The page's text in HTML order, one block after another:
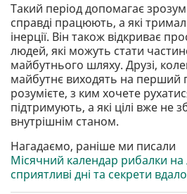
Такий період допомагає
справді працюють, а які
інерції. Він також відкриває
людей, які можуть стати
майбутнього шляху. Друзі,
майбутнє виходять на перший
розумієте, з ким хочете
підтримують, а які цілі вже не
внутрішнім станом.
Нагадаємо, раніше ми писали
Місячний календар рибалки
сприятливі дні та секрети